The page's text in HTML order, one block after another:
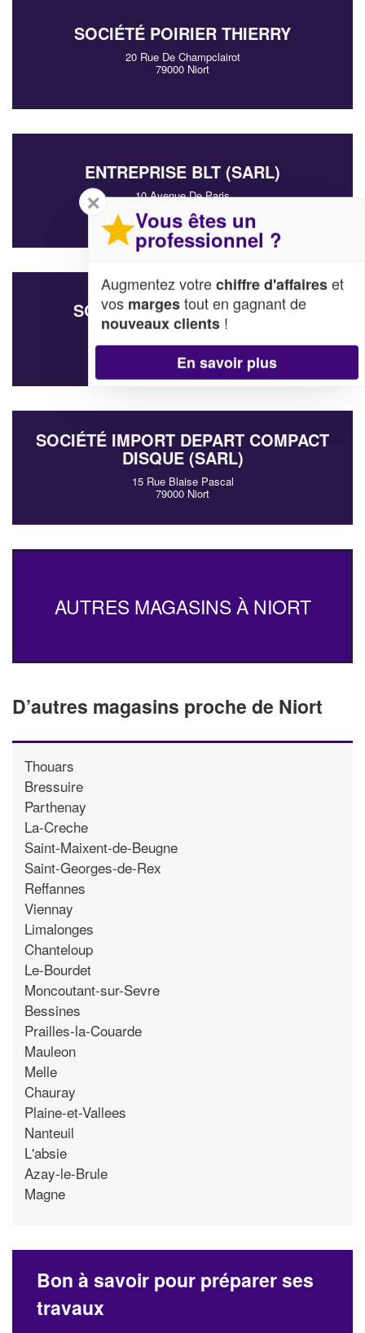
SOCIÉTÉ POIRIER THIERRY
20 Rue De Champclairot
79000 Niort
ENTREPRISE BLT (SARL)
10 Avenue De Paris
SOCIÉTÉ STUDIO 26 (SARL)
24 Rue Porte Saint-jean
79000 Niort
SOCIÉTÉ IMPORT DEPART COMPACT
DISQUE (SARL)
15 Rue Blaise Pascal
79000 Niort
AUTRES MAGASINS À NIORT
D’autres magasins proche de Niort
Thouars
Bressuire
Parthenay
La-Creche
Saint-Maixent-de-Beugne
Saint-Georges-de-Rex
Reffannes
Viennay
Limalonges
Chanteloup
Le-Bourdet
Moncoutant-sur-Sevre
Bessines
Prailles-la-Couarde
Mauleon
Melle
Chauray
Plaine-et-Vallees
Nanteuil
L'absie
Azay-le-Brule
Magne
Bon à savoir pour préparer ses
travaux
✕
Vous êtes un
professionnel ?
Augmentez votrechiffre d'affaireset
vos margestout en gagnant de
nouveaux clients !
En savoir plus